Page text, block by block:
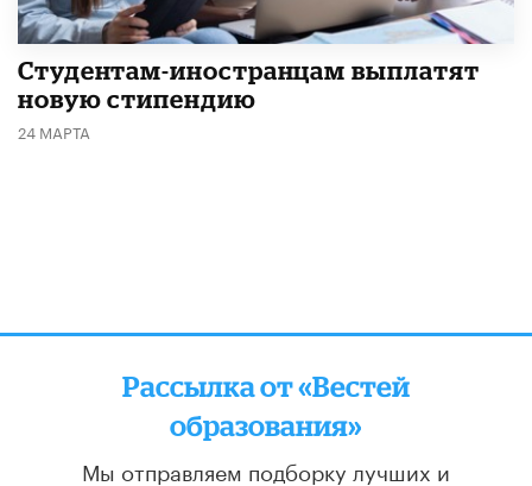
Студентам-иностранцам выплатят
новую стипендию
24 МАРТА
Рассылка от «Вестей
образования»
Мы отправляем подборку лучших и